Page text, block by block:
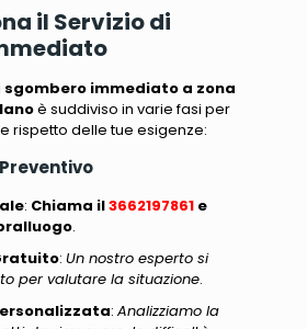
il Servizio di
sgombero immediato a zona
è suddiviso in varie fasi per
rispetto delle tue esigenze:
: Chiama il3662197861e
.
: Un nostro esperto si
per valutare la situazione.
: Analizziamo la